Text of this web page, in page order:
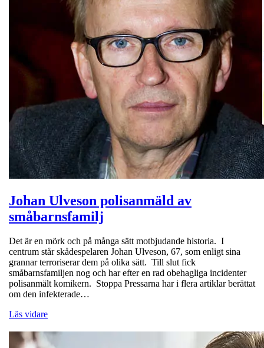
Johan Ulveson polisanmäld av
småbarnsfamilj
Det är en mörk och på många sätt motbjudande historia. I
centrum står skådespelaren Johan Ulveson, 67, som enligt sina
grannar terroriserar dem på olika sätt. Till slut fick
småbarnsfamiljen nog och har efter en rad obehagliga incidenter
polisanmält komikern. Stoppa Pressarna har i flera artiklar berättat
om den infekterade…
Läs vidare